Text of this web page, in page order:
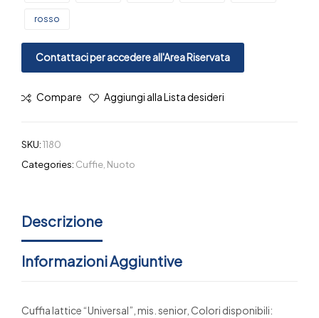
rosso
Contattaci per accedere all'Area Riservata
Compare Aggiungi alla Lista desideri
SKU:1180
Categories: Cuffie Nuoto
Descrizione
Informazioni Aggiuntive
Cuffia lattice “Universal”, mis. senior, Colori disponibili: